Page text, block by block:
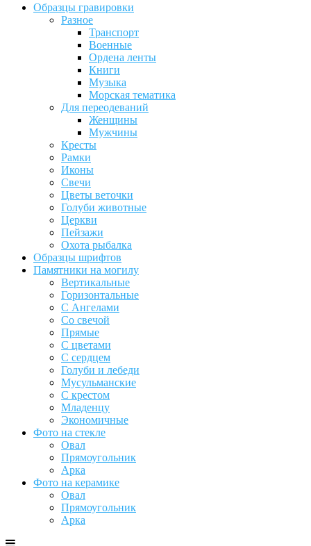
Образцы гравировки
Разное
Транспорт
Военные
Ордена ленты
Книги
Музыка
Морская тематика
Для переодеваний
Женщины
Мужчины
Кресты
Рамки
Иконы
Свечи
Цветы веточки
Голуби животные
Церкви
Пейзажи
Охота рыбалка
Образцы шрифтов
Памятники на могилу
Вертикальные
Горизонтальные
С Ангелами
Со свечой
Прямые
С цветами
С сердцем
Голуби и лебеди
Мусульманские
С крестом
Младенцу
Экономичные
Фото на стекле
Овал
Прямоугольник
Арка
Фото на керамике
Овал
Прямоугольник
Арка